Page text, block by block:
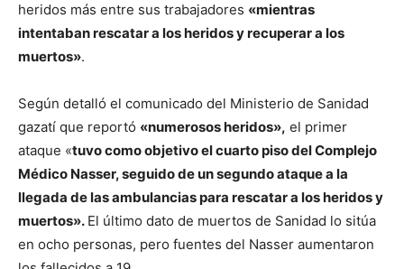
heridos más entre sus trabajadores «mientras
intentaban rescatar a los heridos y recuperar a los
muertos».
Según detalló el comunicado del Ministerio de Sanidad
gazatí que reportó «numerosos heridos», el primer
ataque «tuvo como objetivo el cuarto piso del Complejo
Médico Nasser, seguido de un segundo ataque a la
llegada de las ambulancias para rescatar a los heridos y
muertos». El último dato de muertos de Sanidad lo sitúa
en ocho personas, pero fuentes del Nasser aumentaron